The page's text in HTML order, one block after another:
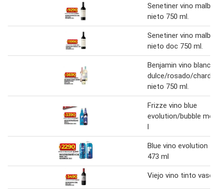
Senetiner vino malbec
nieto 750 ml.
Senetiner vino malbec
nieto doc 750 ml.
Benjamin vino blanco
dulce/rosado/
nieto 750 ml.
Frizze vino blue
evolution/bubble
l
Blue vino evolution
473 ml
Viejo vino tinto vasco